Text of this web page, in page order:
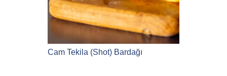
Cam Tekila (Shot) Bardağı